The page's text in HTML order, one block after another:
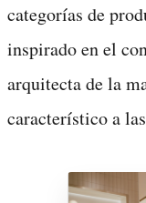
categorías de
inspirado en el
arquitecta de la
característico a